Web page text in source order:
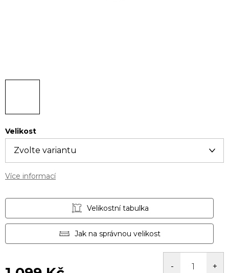
Velikost
Více informací
Velikostní tabulka
Jak na správnou velikost